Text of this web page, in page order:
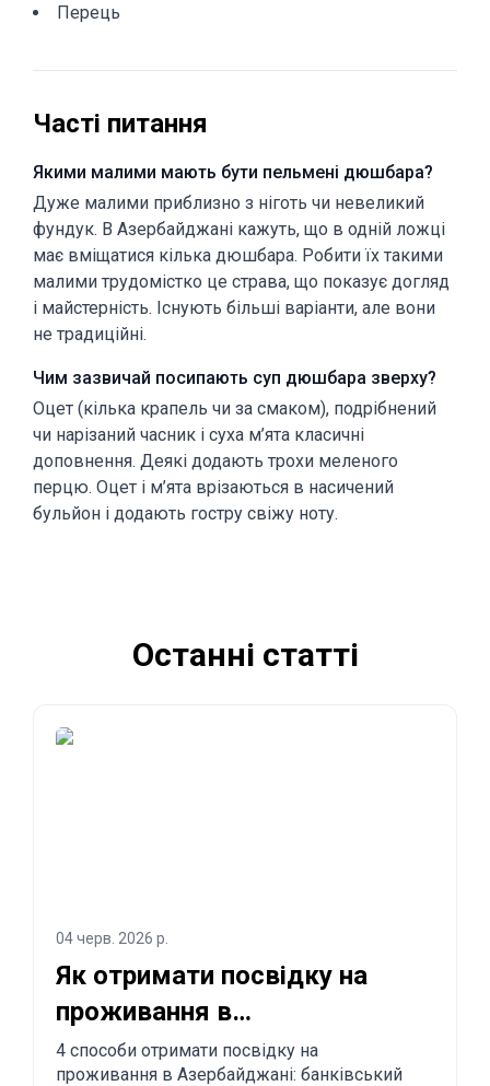
Перець
Часті питання
Якими малими мають бути пельмені дюшбара?
Дуже малими приблизно з ніготь чи невеликий
фундук. В Азербайджані кажуть, що в одній ложці
має вміщатися кілька дюшбара. Робити їх такими
малими трудомістко це страва, що показує догляд
і майстерність. Існують більші варіанти, але вони
не традиційні.
Чим зазвичай посипають суп дюшбара зверху?
Оцет (кілька крапель чи за смаком), подрібнений
чи нарізаний часник і суха м’ята класичні
доповнення. Деякі додають трохи меленого
перцю. Оцет і м’ята врізаються в насичений
бульйон і додають гостру свіжу ноту.
Останні статті
04 черв. 2026 р.
Як отримати посвідку на
проживання в
Азербайджані? 4 способи
4 способи отримати посвідку на
проживання в Азербайджані: банківський